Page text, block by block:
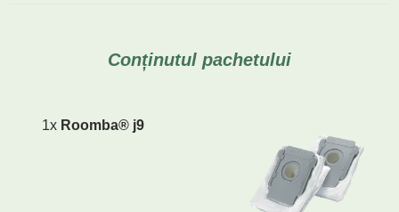
Conținutul pachetului
1x Roomba® j9